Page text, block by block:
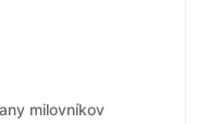
milovníkov